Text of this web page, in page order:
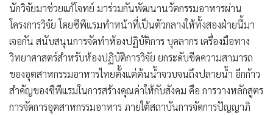
นักวิจัยมาช่วยแก้โจทย์ มาร่วมกันพัฒนานวัตกรรมอาหารผ่าน
โครงการวิจัย โดยซีพีแรมทำหน้าที่เป็นตัวกลางให้ทั้งสองฝ่ายนี้มา
เจอกัน สนับสนุนการจัดทำห้องปฏิบัติการ บุคลากร เครื่องมือทาง
วิทยาศาสตร์สำหรับห้องปฏิบัติการวิจัย ยกระดับขีดความสามารถ
ของอุตสาหกรรมอาหารไทยตั้งแต่ต้นน้ำจวบจนถึงปลายน้ำ อีกก้าว
สำคัญของซีพีแรมในการสร้างคุณค่าให้กับสังคม คือ การวางหลักสูตร
การจัดการอุตสาหกรรมอาหาร ภายใต้สถาบันการจัดการปัญญาภิ